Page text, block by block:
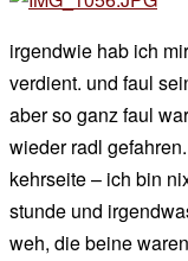
irgendwie hab ich
verdient. und faul
aber so ganz faul
wieder radl
kehrseite – ich bin
stunde und
weh, die beine